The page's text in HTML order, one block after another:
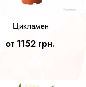
Цикламен
от 1152 грн.